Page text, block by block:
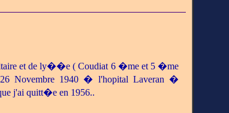
et de ly��e ( Coudiat 6 �me et 5 �me
Novembre 1940 � l'hopital Laveran �
j'ai quitt�e en 1956..